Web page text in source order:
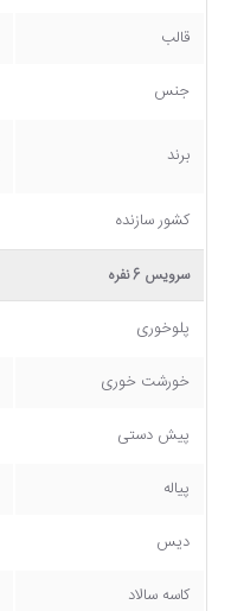
قالب
جنس
برند
کشور سازنده
سرویس 6 نفره
پلوخوری
خورشت خوری
پیش دستی
پیاله
دیس
کاسه سالاد